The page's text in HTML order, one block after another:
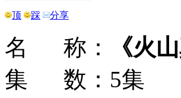
顶 踩 分享
名 称：
《火
集 数：5集